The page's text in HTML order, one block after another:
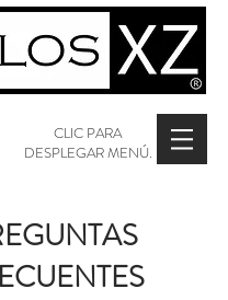
CLIC PARA
DESPLEGAR MENÚ.